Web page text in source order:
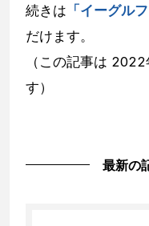
続きは 「イーグル
だけます。
（この記事は
す）
最新の